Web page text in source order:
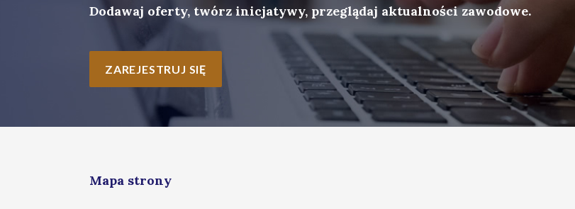
Dodawaj oferty, twórz inicjatywy, przeglądaj aktualności zawodowe.
ZAREJESTRUJ SIĘ
Mapa strony